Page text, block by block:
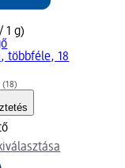
1 g)
többféle, 18
(18)